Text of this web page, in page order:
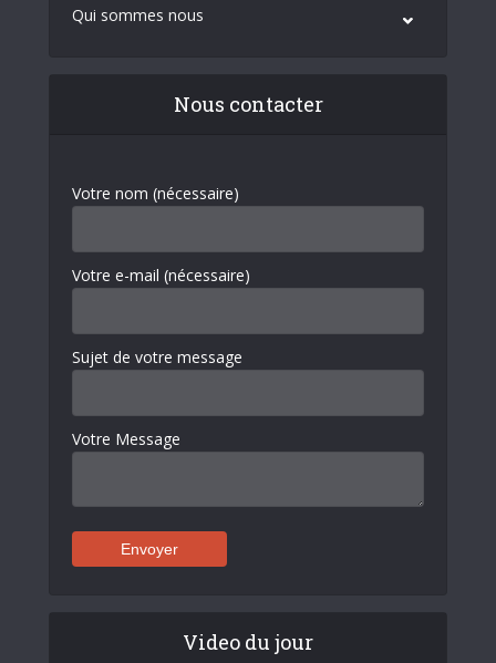
Qui sommes nous
Nous contacter
Votre nom (nécessaire)
Votre e-mail (nécessaire)
Sujet de votre message
Votre Message
Video du jour